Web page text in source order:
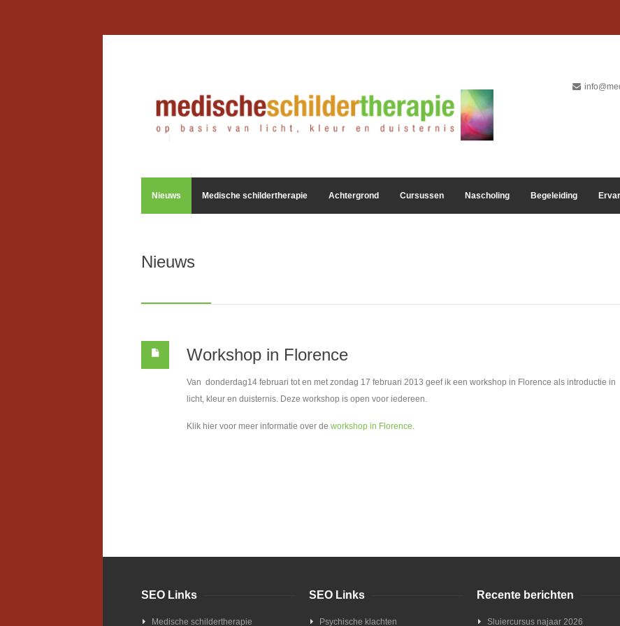
Nieuws Medische schildertherapie Achtergrond Cursussen Nascholing Begeleiding
Nieuws
Workshop in Florence
Van donderdag14 februari tot en met zondag 17 februari 2013 geef ik een workshop in Florence als introductie in
licht, kleur en duisternis. Deze workshop is open voor iedereen.
Klik hier voor meer informatie over de workshop in Florence
SEO Links
Medische schildertherapie
SEO Links
Psychische klachten
Recente berichten
Sluiercursus najaar 2026